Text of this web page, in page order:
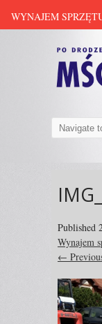
Published
Wynajem
←
WYNAJEM